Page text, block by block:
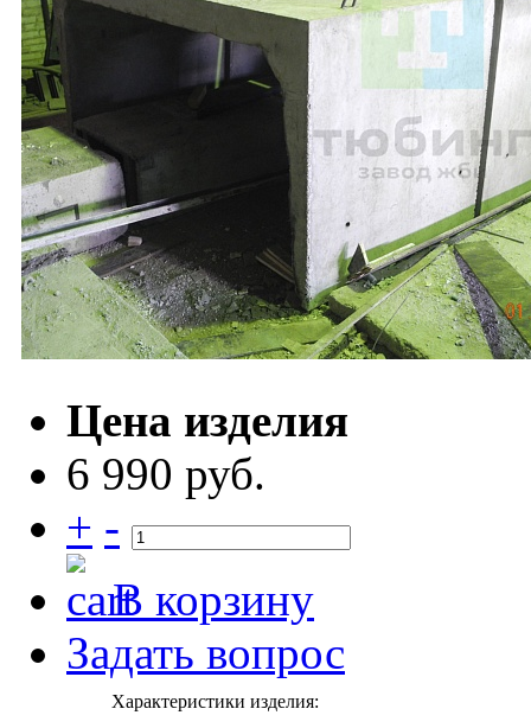
Цена изделия
6 990 руб.
+ -
В корзину
Задать вопрос
Характеристики изделия: